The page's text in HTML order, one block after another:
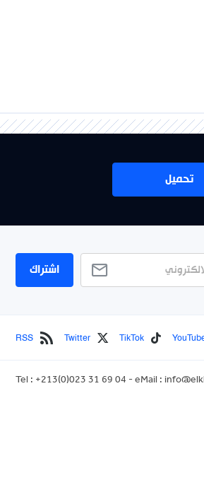
تحميل
اشتراك
TikTok
Twitter
RSS
Tel : +213(0)023 31 69 04 - eMail :